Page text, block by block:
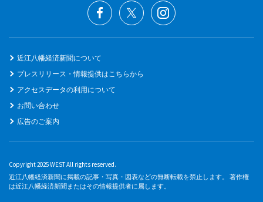
近江八幡経済新聞について
プレスリリース・情報提供はこちらから
アクセスデータの利用について
お問い合わせ
広告のご案内
Copyright 2025 WEST All rights reserved.
近江八幡経済新聞に掲載の記事・写真・図表などの無断転載を禁止します。 著作権
は近江八幡経済新聞またはその情報提供者に属します。